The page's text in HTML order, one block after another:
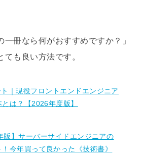
冊なら何がおすすめですか？」
ても良い方法です。
｜現役フロントエンドエンジニア
は？【2026年度版】
版】サーバーサイドエンジニアの
今年買って良かった《技術書》